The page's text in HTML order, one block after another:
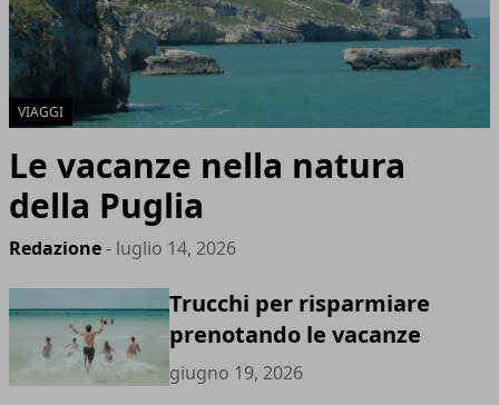
VIAGGI
Le vacanze nella natura
della Puglia
Redazione- luglio 14, 2026
Trucchi per risparmiare
prenotando le vacanze
giugno 19, 2026